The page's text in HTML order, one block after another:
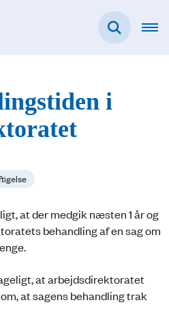
i
at der medgik næsten 1 år og
behandling af en sag om
at arbejdsdirektoratet
at sagens behandling trak